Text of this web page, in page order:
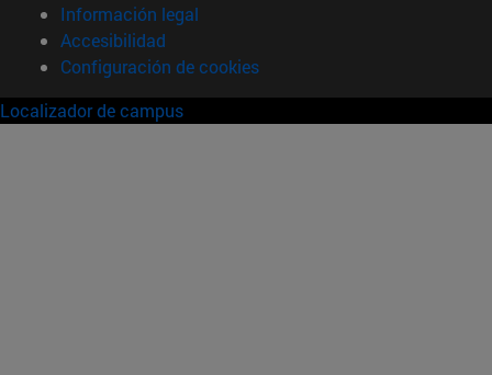
Información legal
Accesibilidad
Configuración de cookies
Localizador de campus